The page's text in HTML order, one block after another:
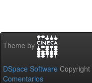
Theme by
DSpace Software
Comentarios